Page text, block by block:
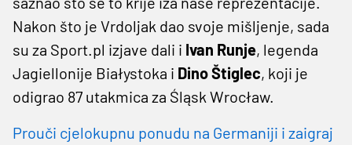
Nakon što je Vrdoljak dao svoje mišljenje, sada
su za Sport.pl izjave dali i Ivan Runje, legenda
Jagiellonije Białystoka i Dino Štiglec, koji je
odigrao 87 utakmica za Śląsk Wrocław.
Prouči cjelokupnu ponudu na Germaniji i zaigraj